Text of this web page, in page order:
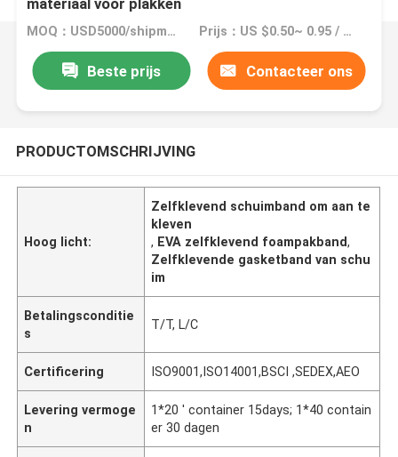
materiaal voor plakken
MOQ：USD5000/shipment Prijs：US $0.50~ 0.95 / Roll
Beste prijs Contacteer ons
PRODUCTOMSCHRIJVING
Hoog licht:
Zelfklevend schuimband om aan te
kleven
, EVA zelfklevend foampakband,
Zelfklevende gasketband van schu
im
Betalingsconditie
s
T/T, L/C
Certificering ISO9001,ISO14001,BSCI ,SEDEX,AEO
Levering vermoge
n
1*20 ' container 15days; 1*40 contain
er 30 dagen